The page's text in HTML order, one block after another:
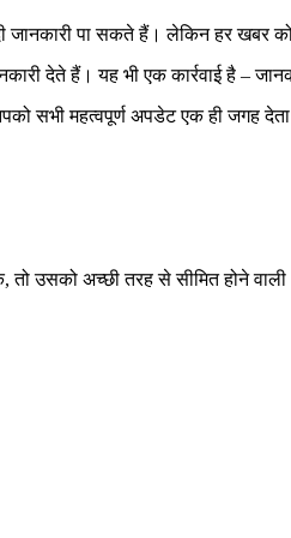
पा सकते हैं। लेकिन हर खबर
देते हैं। यह भी एक कार्रवाई है –
टैग आपको सभी महत्वपूर्ण अपडेट एक
तो उसको अच्छी तरह से सीमित होने